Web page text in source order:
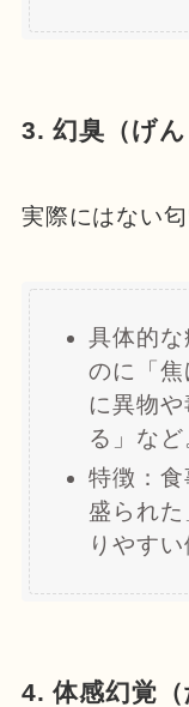
3. 幻臭（げん
実際にはない
具体的
のに「焦
に異物
る」など
特徴：食
盛られ
りやすい
4. 体感幻覚（